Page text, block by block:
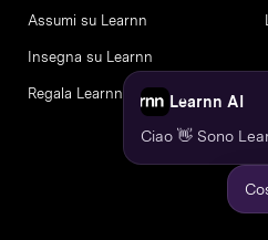
Assumi su Learnn
Insegna su Learnn
Regala Learnn Learnn AI
Ciao 👋 Sono